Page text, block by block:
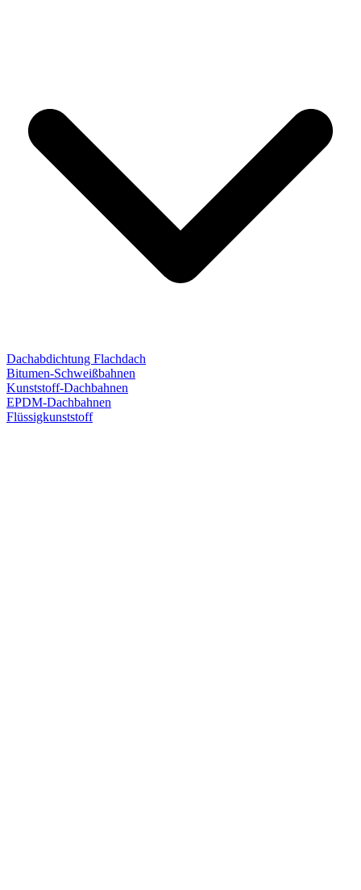
Dachabdichtung Flachdach
Bitumen-Schweißbahnen
Kunststoff-Dachbahnen
EPDM-Dachbahnen
Flüssigkunststoff